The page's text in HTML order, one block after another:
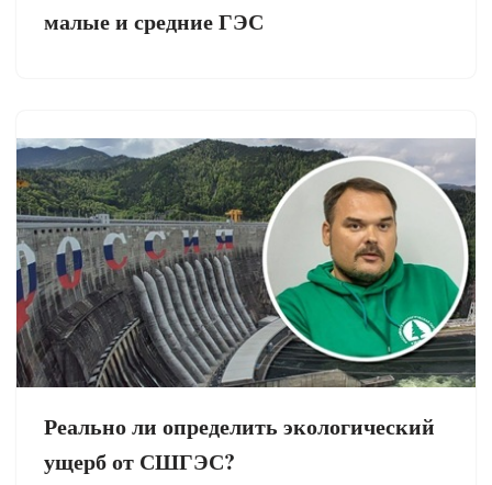
малые и средние ГЭС
Реально ли определить экологический
ущерб от СШГЭС?